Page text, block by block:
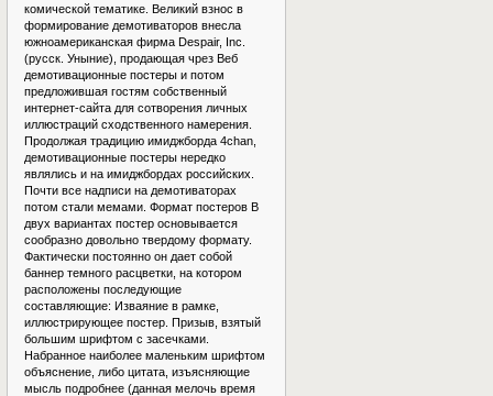
комической тематике. Великий взнос в
формирование демотиваторов внесла
южноамериканская фирма Despair, Inc.
(русск. Уныние), продающая чрез Веб
демотивационные постеры и потом
предложившая гостям собственный
интернет-сайта для сотворения личных
иллюстраций сходственного намерения.
Продолжая традицию имиджборда 4chan,
демотивационные постеры нередко
являлись и на имиджбордах российских.
Почти все надписи на демотиваторах
потом стали мемами. Формат постеров В
двух вариантах постер основывается
сообразно довольно твердому формату.
Фактически постоянно он дает собой
баннер темного расцветки, на котором
расположены последующие
составляющие: Изваяние в рамке,
иллюстрирующее постер. Призыв, взятый
большим шрифтом с засечками.
Набранное наиболее маленьким шрифтом
объяснение, либо цитата, изъясняющие
мысль подробнее (данная мелочь время